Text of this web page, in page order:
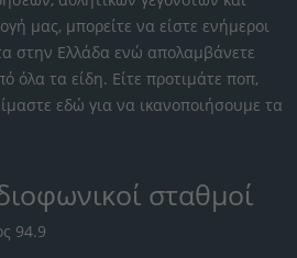
μας, μπορείτε να είστε ενήμεροι
στην Ελλάδα ενώ απολαμβάνετε
όλα τα είδη. Είτε προτιμάτε ποπ,
εδώ για να ικανοποιήσουμε τα
σταθμοί
94.9